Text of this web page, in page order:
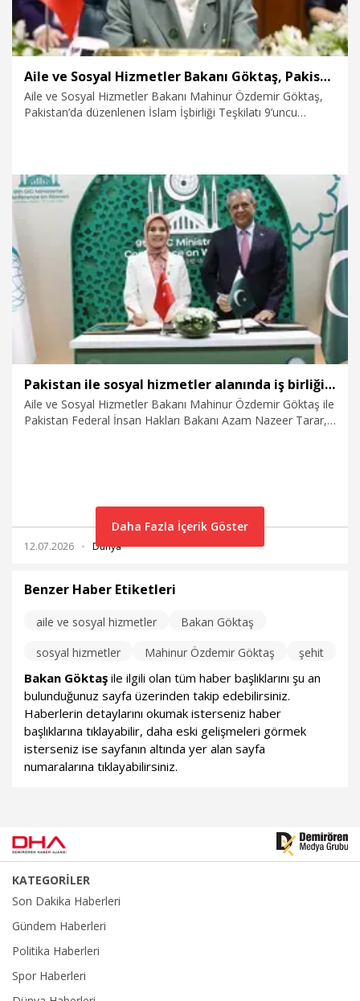
Aile ve Sosyal Hizmetler Bakanı Göktaş, Pakistan’da
Aile ve Sosyal Hizmetler Bakanı Mahinur Özdemir Göktaş,
Pakistan’da düzenlenen İslam İşbirliği Teşkilatı 9’uncu
13.07.2026 Dünya
Pakistan ile sosyal hizmetler alanında iş birliğine ilişkin mutabakat zaptı imzalandı
Aile ve Sosyal Hizmetler Bakanı Mahinur Özdemir Göktaş ile
Pakistan Federal İnsan Hakları Bakanı Azam Nazeer Tarar,
12.07.2026 Dünya
Daha Fazla İçerik Göster
Benzer Haber Etiketleri
aile ve sosyal hizmetler
Bakan Göktaş
sosyal hizmetler
Mahinur Özdemir Göktaş şehit
Bakan Göktaş ile ilgili olan tüm haber başlıklarını şu an
bulunduğunuz sayfa üzerinden takip edebilirsiniz.
Haberlerin detaylarını okumak isterseniz haber
başlıklarına tıklayabilir, daha eski gelişmeleri görmek
isterseniz ise sayfanın altında yer alan sayfa
numaralarına tıklayabilirsiniz.
KATEGORİLER
Son Dakika Haberleri
Gündem Haberleri
Politika Haberleri
Spor Haberleri